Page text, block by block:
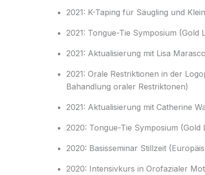
2021: K-Taping für Säugling und
2021: Tongue-Tie Symposium (Gold
2021: Aktualisierung mit Lisa
2021: Orale Restriktionen in der
Bahandlung oraler Restriktonen)
2021: Aktualisierung mit Catherine
2020: Tongue-Tie Symposium (Gold
2020: Basisseminar Stillzeit
2020: Intensivkurs in Orofazialer